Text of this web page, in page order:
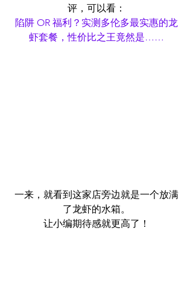
评，可以看：
陷阱 OR 福利？实测多伦多最实惠的龙
虾套餐，性价比之王竟然是……
一来，就看到这家店旁边就是一个放满
了龙虾的水箱。
让小编期待感就更高了！